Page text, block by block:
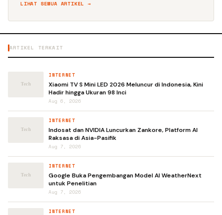
LIHAT SEMUA ARTIKEL →
ARTIKEL TERKAIT
INTERNET
Xiaomi TV S Mini LED 2026 Meluncur di Indonesia, Kini
Hadir hingga Ukuran 98 Inci
Aug 6, 2026
INTERNET
Indosat dan NVIDIA Luncurkan Zankore, Platform AI
Raksasa di Asia-Pasifik
Aug 7, 2026
INTERNET
Google Buka Pengembangan Model AI WeatherNext
untuk Penelitian
Aug 7, 2026
INTERNET